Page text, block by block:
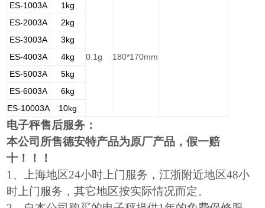
ES-1003A
1kg
0.1g 180*170mm
ES-2003A
2kg
ES-3003A
3kg
ES-4003A
4kg
ES-5003A
5kg
ES-6003A
6kg
ES-10003A
10kg
电子秤售后服务：
本公司所售德安特产品为原厂产品，假一赔
十！！！
1 、上海地区24小时上门服务，江浙附近地区48小
时上门服务，其它地区按实际情况而定。